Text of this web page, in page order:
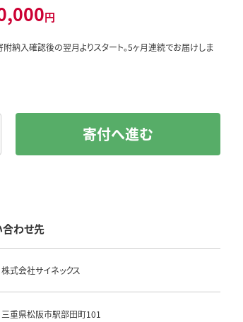
円
附納入確認後の翌月よりスタート。5ヶ月連続でお届けしま
寄付へ進む
わせ先
株式会社サイネックス
三重県松阪市駅部田町101